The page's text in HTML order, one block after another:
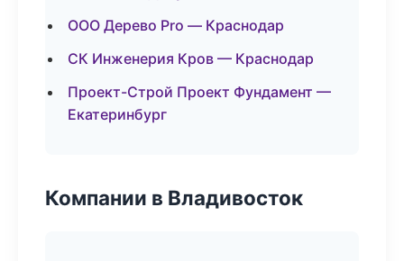
ООО Дерево Pro — Краснодар
СК Инженерия Кров — Краснодар
Проект-Строй Проект Фундамент —
Екатеринбург
Компании в Владивосток